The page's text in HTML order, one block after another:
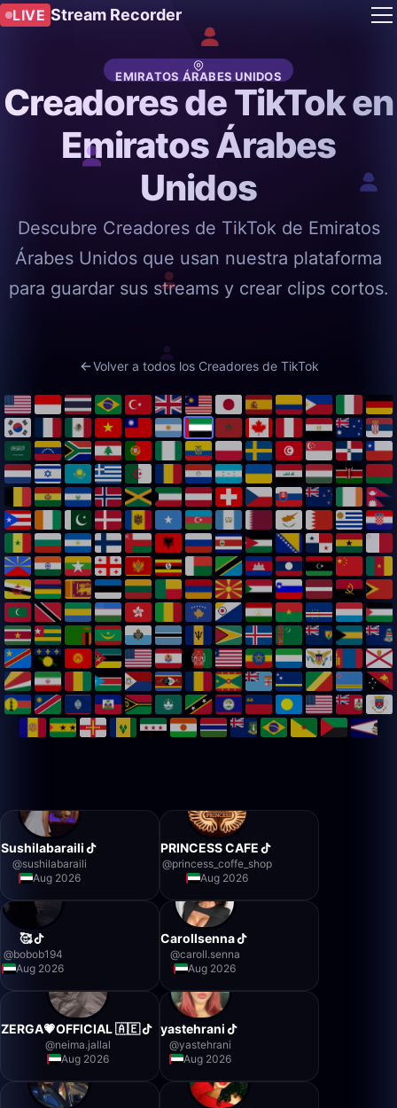
LIVE Stream Recorder
EMIRATOS ÁRABES UNIDOS
Creadores de TikTok en
Emiratos Árabes
Unidos
Descubre Creadores de TikTok de Emiratos
Árabes Unidos que usan nuestra plataforma
para guardar sus streams y crear clips cortos.
Volver a todos los Creadores de TikTok
Sushilabaraili
@sushilabaraili
Aug 2026
PRINCESS CAFE
@princess_coffe_shop
Aug 2026
🥰
@bobob194
Aug 2026
Carollsenna
@caroll.senna
Aug 2026
ZERGA💗OFFICIAL 🇦🇪
@neima.jallal
Aug 2026
yastehrani
@yastehrani
Aug 2026